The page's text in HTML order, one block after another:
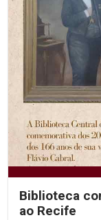
Biblioteca
ao Recife